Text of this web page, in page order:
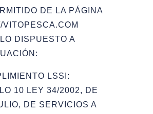
DE LA PÁGINA
VITOPESCA.COM
DISPUESTO A
LSSI:
10 LEY 34/2002, DE
DE SERVICIOS A